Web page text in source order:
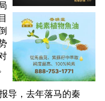
导，去年落马的秦